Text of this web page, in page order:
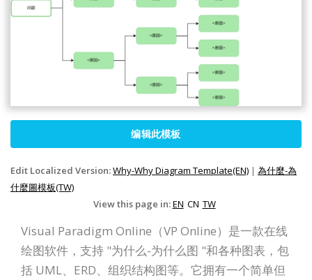
编辑此模板
Edit Localized Version:Why-Why Diagram Template(EN) | 為什麼-為
什麼圖模板(TW)
View this page in:EN CN TW
Visual Paradigm Online（VP Online）是一款在线
绘图软件，支持 "为什么-为什么图 "和各种图表，包
括 UML、ERD、组织结构图等。它拥有一个简单但